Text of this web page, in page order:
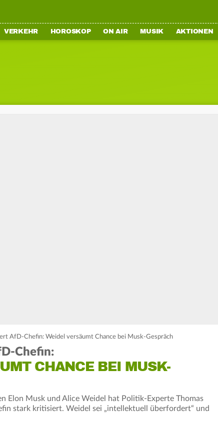
VERKEHR HOROSKOP ON AIR MUSIK AKTIONEN
AfD-Chefin: Weidel versäumt Chance bei Musk-Gespräch
Chefin:
CHANCE BEI MUSK-
Elon Musk und Alice Weidel hat Politik-Experte Thomas
stark kritisiert. Weidel sei „intellektuell überfordert“ und